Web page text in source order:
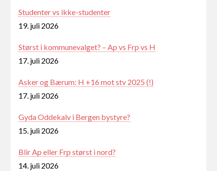
Studenter vs ikke-studenter
19. juli 2026
Størst i kommunevalget? – Ap vs Frp vs H
17. juli 2026
Asker og Bærum: H +16 mot stv 2025 (!)
17. juli 2026
Gyda Oddekalv i Bergen bystyre?
15. juli 2026
Blir Ap eller Frp størst i nord?
14. juli 2026